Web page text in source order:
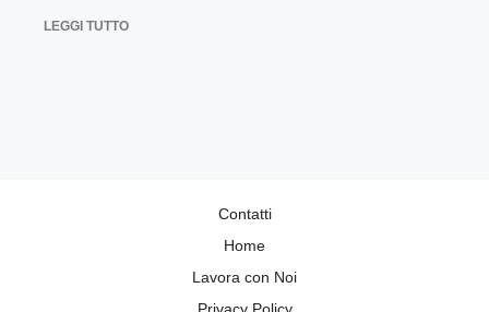
LEGGI TUTTO
Contatti
Home
Lavora con Noi